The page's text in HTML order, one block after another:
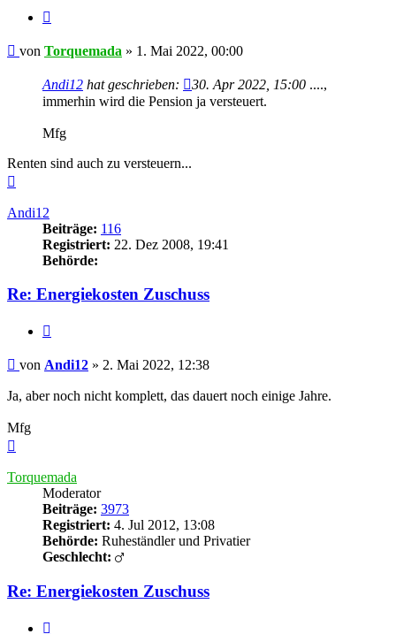
Beitrag
von Torquemada » 1. Mai 2022, 00:00
Andi12 hat geschrieben: 30. Apr 2022, 15:00 ....,
immerhin wird die Pension ja versteuert.
Mfg
Renten sind auch zu versteuern...
Andi12
Beiträge: 116
Registriert: 22. Dez 2008, 19:41
Behörde:
Re: Energiekosten Zuschuss
Beitrag
von Andi12 » 2. Mai 2022, 12:38
Ja, aber noch nicht komplett, das dauert noch einige Jahre.
Mfg
Torquemada
Moderator
Beiträge: 3973
Registriert: 4. Jul 2012, 13:08
Behörde: Ruheständler und Privatier
Geschlecht:
Re: Energiekosten Zuschuss